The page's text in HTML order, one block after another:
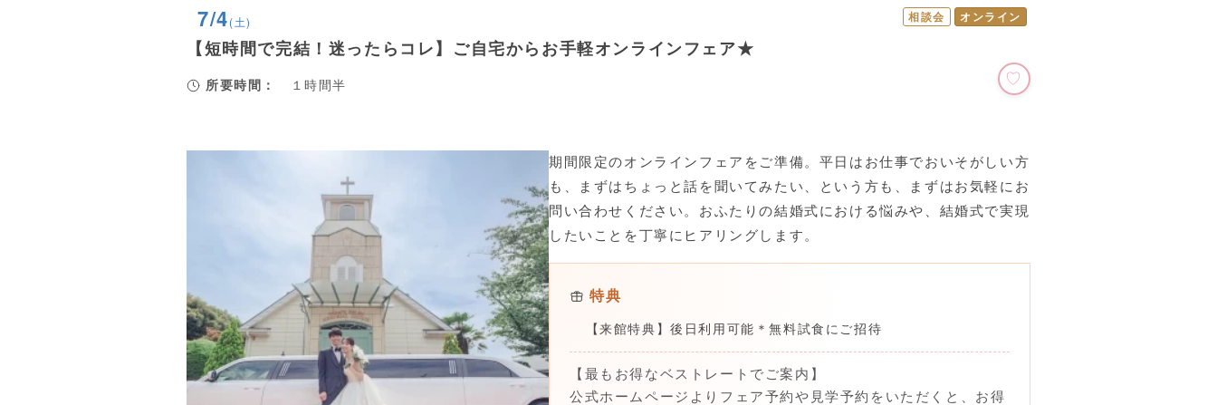
7/4(土) 相談会 オンライン
【短時間で完結！迷ったらコレ】ご自宅からお手軽オンラインフェア★
所要時間： １時間半
期間限定のオンラインフェアをご準備。平日はお仕事でおいそがしい方
も、まずはちょっと話を聞いてみたい、という方も、まずはお気軽にお
問い合わせください。おふたりの結婚式における悩みや、結婚式で実現
したいことを丁寧にヒアリングします。
特典
【来館特典】後日利用可能＊無料試食にご招待
【最もお得なベストレートでご案内】
公式ホームページよりフェア予約や見学予約をいただくと、お得